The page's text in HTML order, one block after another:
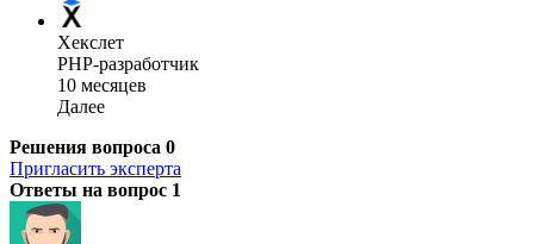
Хекслет
PHP-разработчик
10 месяцев
Далее
Решения вопроса 0
Пригласить эксперта
Ответы на вопрос 1